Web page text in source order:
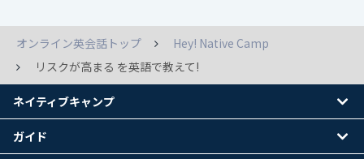
オンライン英会話トップ
Hey! Native Camp
リスクが高まる を英語で教えて!
ネイティブキャンプ
ガイド